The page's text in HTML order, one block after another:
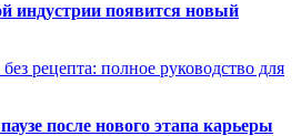
индустрии появится новый
рецепта: полное руководство для
после нового этапа карьеры